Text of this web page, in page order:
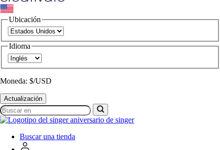
Ubicación
Idioma
Moneda: $/USD
Actualización
Buscar
en
SVP
WorldwideBuscar una tienda